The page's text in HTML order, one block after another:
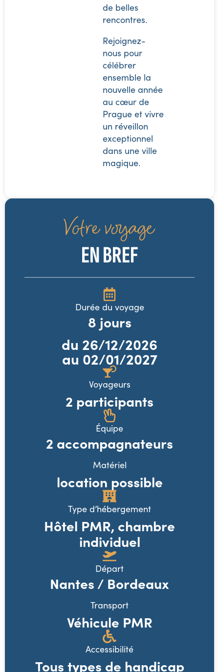
de belles
rencontres.
Rejoignez-
nous pour
célébrer
ensemble la
nouvelle année
au cœur de
Prague et vivre
un réveillon
exceptionnel
dans une ville
magique.
Votre voyage
EN BREF
Durée du voyage
8 jours
du 26/12/2026
au 02/01/2027
Voyageurs
2 participants
Équipe
2 accompagnateurs
Matériel
location possible
Type d’hébergement
Hôtel PMR, chambre
individuel
Départ
Nantes / Bordeaux
Transport
Véhicule PMR
Accessibilité
Tous types de handicap